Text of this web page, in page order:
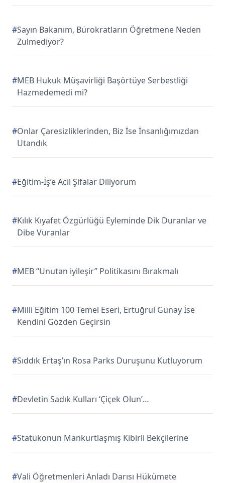
#Sayın Bakanım, Bürokratların Öğretmene Neden
Zulmediyor?
#MEB Hukuk Müşavirliği Başörtüye Serbestliği
Hazmedemedi mi?
#Onlar Çaresizliklerinden, Biz İse İnsanlığımızdan
Utandık
#Eğitim-İş’e Acil Şifalar Diliyorum
#Kılık Kıyafet Özgürlüğü Eyleminde Dik Duranlar ve
Dibe Vuranlar
#MEB “Unutan iyileşir” Politikasını Bırakmalı
#Milli Eğitim 100 Temel Eseri, Ertuğrul Günay İse
Kendini Gözden Geçirsin
#Sıddık Ertaş’ın Rosa Parks Duruşunu Kutluyorum
#Devletin Sadık Kulları ‘Çiçek Olun’…
#Statükonun Mankurtlaşmış Kibirli Bekçilerine
#Vali Öğretmenleri Anladı Darısı Hükümete